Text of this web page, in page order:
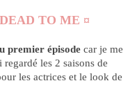
TO ME ¤
premier épisode car je me
les 2 saisons de
les actrices et le look de